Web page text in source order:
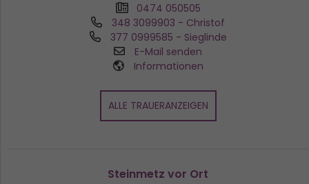
0474 050505
348 3099903 - Christof
377 0999585 - Sieglinde
E-Mail senden
Informationen
ALLE TRAUERANZEIGEN
Steinmetz vor Ort